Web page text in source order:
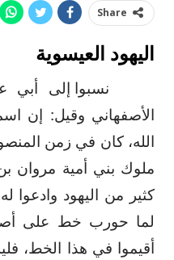
Share
اليهود العيسوية
نسبوا إلى
الأصفهاني وقيل: إن
الله، كان في زمن
ملوك بني أمية مروان
كثير من اليهود وادعوا
لما حورب خط على
أقيموا في هذا الخط،